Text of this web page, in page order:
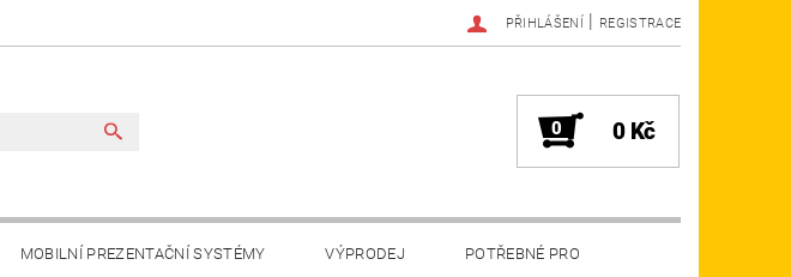
PŘIHLÁŠENÍ | REGISTRACE
0 0 Kč
MOBILNÍ PREZENTAČNÍ SYSTÉMY VÝPRODEJ POTŘEBNÉ PRO